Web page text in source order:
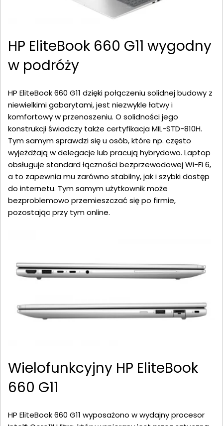
HP EliteBook 660 G11 wygodny
w podróży
HP EliteBook 660 G11 dzięki połączeniu solidnej budowy z
niewielkimi gabarytami, jest niezwykle łatwy i
komfortowy w przenoszeniu. O solidności jego
konstrukcji świadczy także certyfikacja MIL-STD-810H.
Tym samym sprawdzi się u osób, które np. często
wyjeżdżają w delegacje lub pracują hybrydowo. Laptop
obsługuje standard łączności bezprzewodowej Wi-Fi 6,
a to zapewnia mu zarówno stabilny, jak i szybki dostęp
do internetu. Tym samym użytkownik może
bezproblemowo przemieszczać się po firmie,
pozostając przy tym online.
Wielofunkcyjny HP EliteBook
660 G11
HP EliteBook 660 G11 wyposażono w wydajny procesor